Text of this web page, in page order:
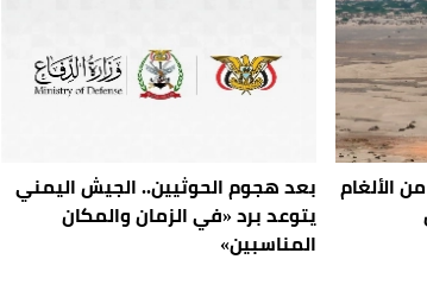
«مسام» يتلف 4271 من الألغام
بعد هجوم الحوثيين.. الجيش اليمني
يتوعد برد «في الزمان والمكان
المناسبين»